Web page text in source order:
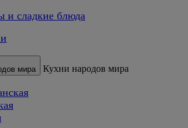
и сладкие блюда
мира Кухни народов мира